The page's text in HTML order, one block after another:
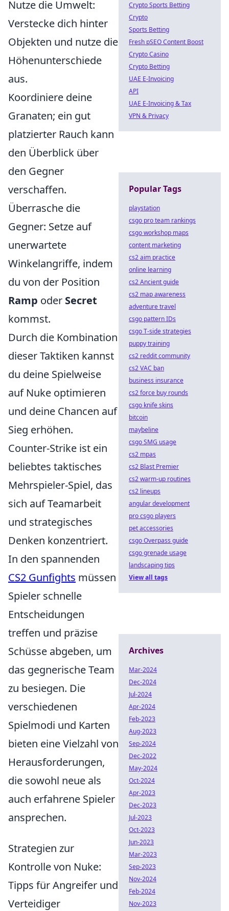
Nutze die Umwelt:
Verstecke dich hinter
Objekten und nutze die
Höhenunterschiede
aus.
Koordiniere deine
Granaten; ein gut
platzierter Rauch kann
den Überblick über
den Gegner
verschaffen.
Überrasche die
Gegner: Setze auf
unerwartete
Winkelangriffe, indem
du von der Position
Ramp oder Secret
kommst.
Durch die Kombination
dieser Taktiken kannst
du deine Spielweise
auf Nuke optimieren
und deine Chancen auf
Sieg erhöhen.
Counter-Strike ist ein
beliebtes taktisches
Mehrspieler-Spiel, das
sich auf Teamarbeit
und strategisches
Denken konzentriert.
In den spannenden
CS2 Gunfights müssen
Spieler schnelle
Entscheidungen
treffen und präzise
Schüsse abgeben, um
das gegnerische Team
zu besiegen. Die
verschiedenen
Spielmodi und Karten
bieten eine Vielzahl von
Herausforderungen,
die sowohl neue als
auch erfahrene Spieler
ansprechen.
Strategien zur
Kontrolle von Nuke:
Tipps für Angreifer und
Verteidiger
Crypto Sports Betting
Crypto
Sports Betting
Fresh pSEO Content Boost
Crypto Casino
Crypto Betting
UAE E-Invoicing
API
UAE E-Invoicing & Tax
VPN & Privacy
Popular Tags
playstation
csgo pro team rankings
csgo workshop maps
content marketing
cs2 aim practice
online learning
cs2 Ancient guide
cs2 map awareness
adventure travel
csgo pattern IDs
csgo T-side strategies
puppy training
cs2 reddit community
cs2 VAC ban
business insurance
cs2 force buy rounds
csgo knife skins
bitcoin
maybeline
csgo SMG usage
cs2 mpas
cs2 Blast Premier
cs2 warm-up routines
cs2 lineups
angular development
pro csgo players
pet accessories
csgo Overpass guide
csgo grenade usage
landscaping tips
View all tags
Archives
Mar-2024
Dec-2024
Jul-2024
Apr-2024
Feb-2023
Aug-2023
Sep-2024
Dec-2022
May-2024
Oct-2024
Apr-2023
Dec-2023
Jul-2023
Oct-2023
Jun-2023
Mar-2023
Sep-2023
Nov-2024
Feb-2024
Nov-2023